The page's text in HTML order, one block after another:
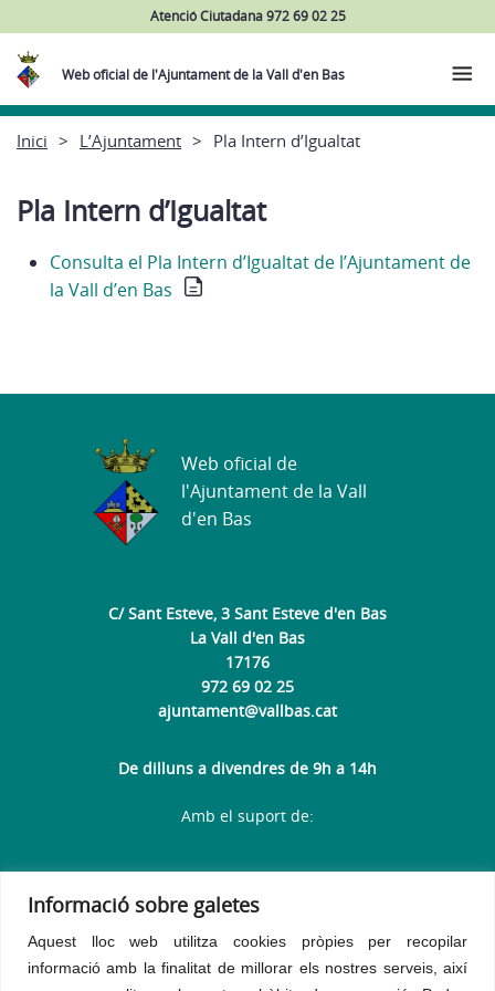
Informació sobre galetes
Aquest lloc web utilitza cookies pròpies per recopilar
informació amb la finalitat de millorar els nostres serveis, així
Atenció Ciutadana 972 69 02 25
Web oficial de l'Ajuntament de la Vall d'en Bas
Inici L’Ajuntament Pla Intern d’Igualtat
Pla Intern d’Igualtat
Consulta el Pla Intern d’Igualtat de l’Ajuntament de
la Vall d’en Bas
C/ Sant Esteve, 3 Sant Esteve d'en Bas
La Vall d'en Bas
17176
972 69 02 25
ajuntament@vallbas.cat
De dilluns a divendres de 9h a 14h
Web oficial de
l'Ajuntament de la Vall
d'en Bas
Amb el suport de: